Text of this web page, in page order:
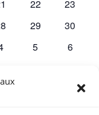
0
22
0
23
0
29
0
30
0
5
0
6